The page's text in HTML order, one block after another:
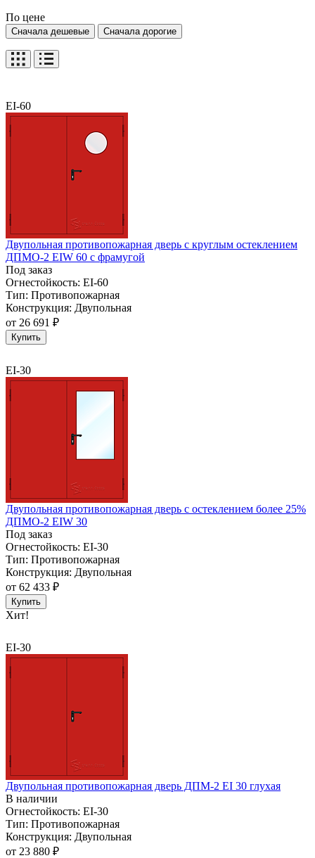
По цене
Сначала дешевые Сначала дорогие
EI-60
Двупольная противопожарная дверь с круглым остеклением
ДПМО-2 EIW 60 с фрамугой
Под заказ
Огнестойкость: EI-60
Тип: Противопожарная
Конструкция: Двупольная
от 26 691 ₽
Купить
EI-30
Двупольная противопожарная дверь с остеклением более 25%
ДПМО-2 EIW 30
Под заказ
Огнестойкость: EI-30
Тип: Противопожарная
Конструкция: Двупольная
от 62 433 ₽
Купить
Хит!
EI-30
Двупольная противопожарная дверь ДПМ-2 EI 30 глухая
В наличии
Огнестойкость: EI-30
Тип: Противопожарная
Конструкция: Двупольная
от 23 880 ₽